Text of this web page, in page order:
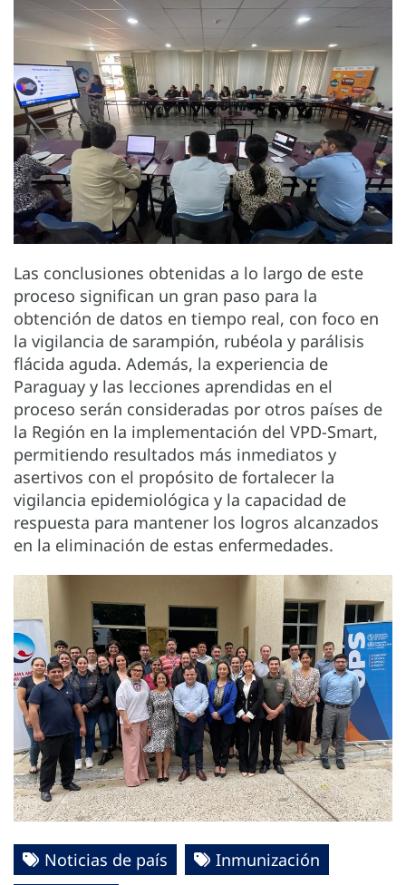
Las conclusiones obtenidas a lo largo de este
proceso significan un gran paso para la
obtención de datos en tiempo real, con foco en
la vigilancia de sarampión, rubéola y parálisis
flácida aguda. Además, la experiencia de
Paraguay y las lecciones aprendidas en el
proceso serán consideradas por otros países de
la Región en la implementación del VPD-Smart,
permitiendo resultados más inmediatos y
asertivos con el propósito de fortalecer la
vigilancia epidemiológica y la capacidad de
respuesta para mantener los logros alcanzados
en la eliminación de estas enfermedades.
Noticias de país Inmunización